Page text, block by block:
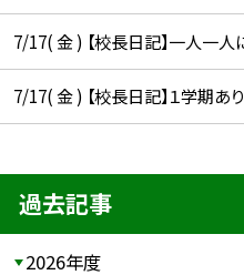
7/17( 金 ) 【校長日記】一人一人
7/17( 金 ) 【校長日記】１学期あ
過去記事
2026年度